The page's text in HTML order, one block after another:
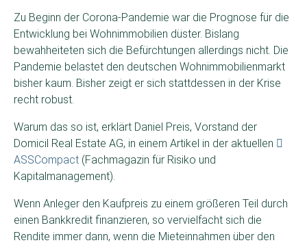
Zu Beginn der Corona-Pandemie war die Prognose für die
Entwicklung bei Wohnimmobilien düster. Bislang
bewahheiteten sich die Befürchtungen allerdings nicht. Die
Pandemie belastet den deutschen Wohnimmobilienmarkt
bisher kaum. Bisher zeigt er sich stattdessen in der Krise
recht robust.
Warum das so ist, erklärt Daniel Preis, Vorstand der
Domicil Real Estate AG, in einem Artikel in der aktuellen
ASSCompact (Fachmagazin für Risiko und
Kapitalmanagement).
Wenn Anleger den Kaufpreis zu einem größeren Teil durch
einen Bankkredit finanzieren, so vervielfacht sich die
Rendite immer dann, wenn die Mieteinnahmen über den